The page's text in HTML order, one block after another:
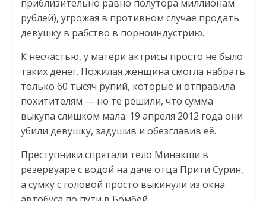
приблизительно равно полутора миллионам
рублей), угрожая в противном случае продать
девушку в рабство в порноиндустрию.
К несчастью, у матери актрисы просто не было
таких денег. Пожилая женщина смогла набрать
только 60 тысяч рупий, которые и отправила
похитителям — но те решили, что сумма
выкупа слишком мала. 19 апреля 2012 года они
убили девушку, задушив и обезглавив её.
Преступники спрятали тело Минакши в
резервуаре с водой на даче отца Прити Сурин,
а сумку с головой просто выкинули из окна